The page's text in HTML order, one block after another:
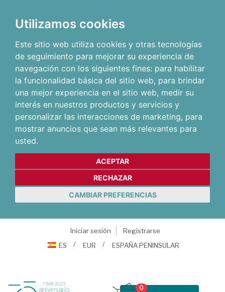
Utilizamos cookies
Este sitio web utiliza cookies y otras tecnologías
de seguimiento para mejorar su experiencia de
navegación con los siguientes fines: para habilitar
la funcionalidad básica del sitio web, para brindar
una mejor experiencia en el sitio web, medir su
interés en nuestros productos y servicios y
personalizar las interacciones de marketing, para
mostrar anuncios que sean más relevantes para
usted.
ACEPTAR
RECHAZAR
CAMBIAR PREFERENCIAS
Iniciar sesión
Registrarse
ES
EUR ESPAÑA PENINSULAR
0